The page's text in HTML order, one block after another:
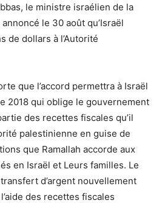
le ministre israélien de la
le 30 août qu’Israël
de dollars à l’Autorité
que l’accord permettra à Israël
2018 qui oblige le gouvernement
des recettes fiscales qu’il
palestinienne en guise de
que Ramallah accorde aux
en Israël et Leurs familles. Le
d’argent nouvellement
des recettes fiscales